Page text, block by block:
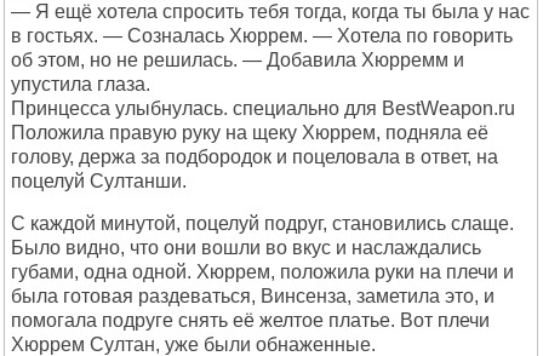
— Я ещё хотела спросить тебя тогда, когда ты была у нас
в гостьях. — Созналась Хюррем. — Хотела по говорить
об этом, но не решилась. — Добавила Хюрремм и
упустила глаза.
Принцесса улыбнулась. специально для BestWeapon.ru
Положила правую руку на щеку Хюррем, подняла её
голову, держа за подбородок и поцеловала в ответ, на
поцелуй Султанши.
С каждой минутой, поцелуй подруг, становились слаще.
Было видно, что они вошли во вкус и наслаждались
губами, одна одной. Хюррем, положила руки на плечи и
была готовая раздеваться, Винсенза, заметила это, и
помогала подруге снять её желтое платье. Вот плечи
Хюррем Султан, уже были обнаженные.